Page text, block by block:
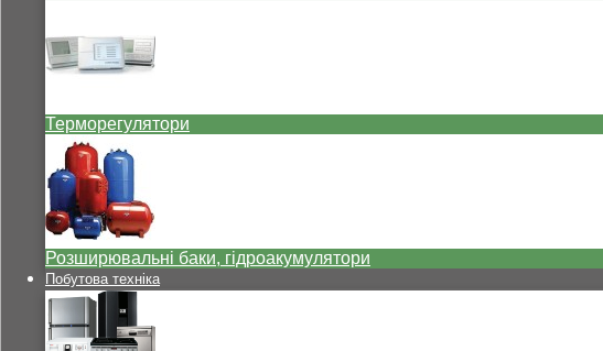
Терморегулятори
Розширювальні баки, гідроакумулятори
Побутова техніка